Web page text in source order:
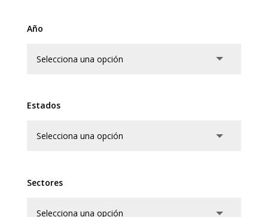
Año
Estados
Sectores